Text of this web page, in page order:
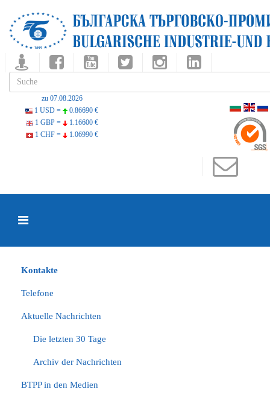
zu 07.08.2026
1 USD =
0.86690 €
1 GBP =
1.16600 €
1 CHF =
1.06990 €
Kontakte
Telefone
Aktuelle Nachrichten
Die letzten 30 Tage
Archiv der Nachrichten
BTPP in den Medien